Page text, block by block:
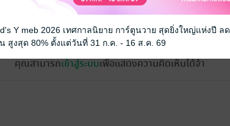
คุณสามารถเข้าสู่ระบบเพื่อแสดงความคิดเห็นได้จ้า
Y meb 2026 เทศกาลนิยาย การ์ตูนวาย สุดยิ่งใหญ่แห่งปี ลด
สูงสุด 80% ตั้งแต่วันที่ 31 ก.ค. - 16 ส.ค. 69